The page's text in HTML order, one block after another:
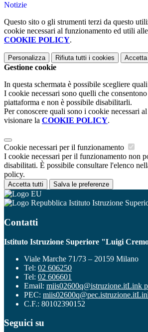
Notizie
Questo sito o gli strumenti terzi da questo
cookie necessari al funzionamento ed utili
COOKIE POLICY.
Personalizza Rifiuta tutti i cookies
Gestione cookie
In questa schermata è possibile scegliere
I cookie necessari sono quelli che
piattaforma e non è possibile disabilitarli.
Per conoscere quali sono i cookie necessari
visionare la COOKIE POLICY.
Cookie necessari per il funzionamento
I cookie necessari per il funzionamento non
disabilitati. È possibile consultare l'elenco
policy.
Accetta tutti Salva le preferenze
Istituto Istruzione
Contatti
Istituto Istruzione Superiore "Luigi
Viale Marche 71/73 – 20159 Milano
Tel: 02 606250
Tel: 02 606601
Email: miis02600q@istruzione.itLink
PEC: miis02600q@pec.istruzione.it
C.F.: 80102390152
Seguici su